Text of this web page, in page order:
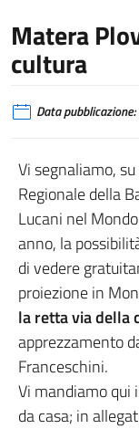
Matera
cultura
Data pubblicazione:
Vi segnaliamo,
Regionale della
Lucani nel
anno, la
di vedere
proiezione in
la retta via della
apprezzamento
Franceschini.
Vi mandiamo qui
da casa; in